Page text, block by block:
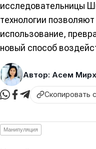
исследовательницы
технологии
использование,
новый способ
Автор: Асем
Скопировать
Манипуляция